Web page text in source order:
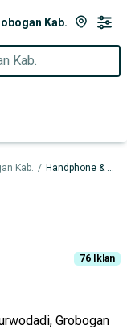
Kab.
Kab.
Kab. / Handphone & Gadget dalam Purwodadi
76 Iklan
Grobogan